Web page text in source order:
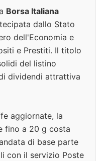
Borsa Italiana
dallo Stato
dell'Economia e
e Prestiti. Il titolo
del listino
dividendi attrattiva
aggiornate, la
fino a 20 g costa
di base parte
con il servizio Poste